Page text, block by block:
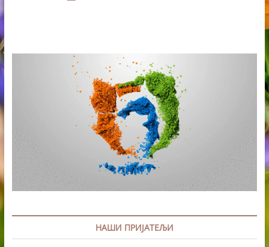
DRŽAVNOM
PRVENSTVU
ČAČKU
НАШИ ПРИЈАТЕЉИ